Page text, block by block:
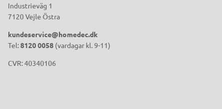
Industrieväg 1
7120 Vejle Östra
kundeservice@homedec.dk
Tel:8120 0058 (vardagar kl. 9-11)
CVR: 40340106